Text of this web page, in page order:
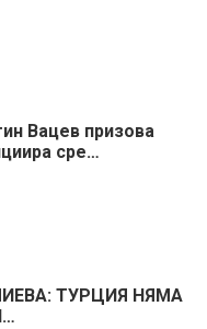
Вацев призова
сре…
ТУРЦИЯ НЯМА